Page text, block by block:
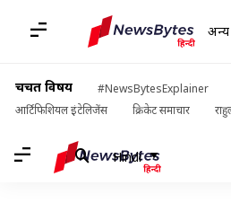
अन्य
चर्चित विषय #NewsBytesExplainer
आर्टिफिशियल इंटेलिजेंस
क्रिकेट समाचार
Hindi